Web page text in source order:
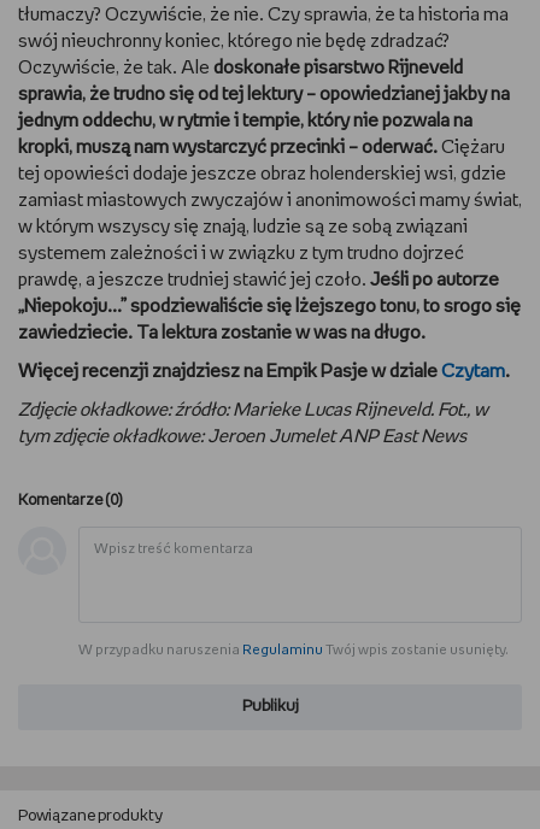
tłumaczy? Oczywiście, że nie. Czy sprawia, że ta historia ma
swój nieuchronny koniec, którego nie będę zdradzać?
Oczywiście, że tak. Ale doskonałe pisarstwo Rijneveld
sprawia, że trudno się od tej lektury – opowiedzianej jakby na
jednym oddechu, w rytmie i tempie, który nie pozwala na
kropki, muszą nam wystarczyć przecinki – oderwać. Ciężaru
tej opowieści dodaje jeszcze obraz holenderskiej wsi, gdzie
zamiast miastowych zwyczajów i anonimowości mamy świat,
w którym wszyscy się znają, ludzie są ze sobą związani
systemem zależności i w związku z tym trudno dojrzeć
prawdę, a jeszcze trudniej stawić jej czoło. Jeśli po autorze
„Niepokoju...” spodziewaliście się lżejszego tonu, to srogo się
zawiedziecie. Ta lektura zostanie w was na długo.
Więcej recenzji znajdziesz na Empik Pasje w dziale Czytam.
Zdjęcie okładkowe: źródło: Marieke Lucas Rijneveld. Fot., w
tym zdjęcie okładkowe: Jeroen Jumelet ANP East News
Komentarze (0)
W przypadku naruszenia Regulaminu Twój wpis zostanie usunięty.
Publikuj
Powiązane produkty